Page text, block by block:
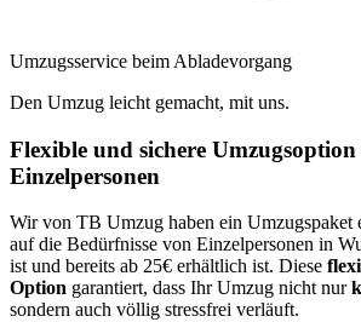
Umzugsservice beim Abladevorgang
Den Umzug leicht gemacht, mit uns.
Flexible und sichere
Einzelpersonen
Wir von TB Umzug haben ein Umzugspaket
auf die Bedürfnisse von Einzelpersonen in
ist und bereits ab 25€ erhältlich ist. Diese
Option garantiert, dass Ihr Umzug nicht nur
sondern auch völlig stressfrei verläuft.